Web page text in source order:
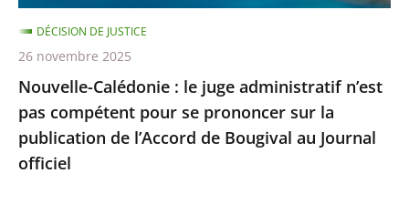
pour
se
prononcer
sur
la
publication
de
Nouvelle-Calédonie : le juge administratif n’est
pas compétent pour se prononcer sur la
publication de l’Accord de Bougival au Journal
officiel
DÉCISION DE JUSTICE
26 novembre 2025